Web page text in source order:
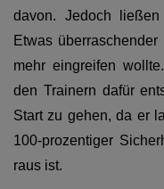
davon. Jedoch
Etwas
mehr eingreifen
den Trainern dafür
Start zu gehen, da er
100-prozentiger
raus ist.